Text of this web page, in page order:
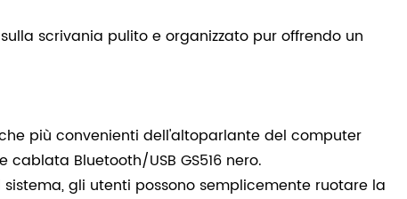
scrivania pulito e organizzato pur offrendo un
più convenienti dell'altoparlante del computer
Bluetooth/USB GS516 nero.
gli utenti possono semplicemente ruotare la